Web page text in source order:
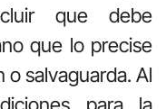
que debe
que lo precise
o salvaguarda. Al
para la